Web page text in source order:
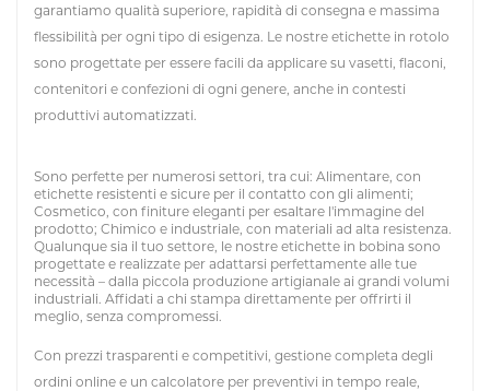
garantiamo qualità superiore, rapidità di consegna e massima
flessibilità per ogni tipo di esigenza. Le nostre etichette in rotolo
sono progettate per essere facili da applicare su vasetti, flaconi,
contenitori e confezioni di ogni genere, anche in contesti
produttivi automatizzati.
Sono perfette per numerosi settori, tra cui: Alimentare, con
etichette resistenti e sicure per il contatto con gli alimenti;
Cosmetico, con finiture eleganti per esaltare l'immagine del
prodotto; Chimico e industriale, con materiali ad alta resistenza.
Qualunque sia il tuo settore, le nostre etichette in bobina sono
progettate e realizzate per adattarsi perfettamente alle tue
necessità – dalla piccola produzione artigianale ai grandi volumi
industriali. Affidati a chi stampa direttamente per offrirti il
meglio, senza compromessi.
Con prezzi trasparenti e competitivi, gestione completa degli
ordini online e un calcolatore per preventivi in tempo reale,